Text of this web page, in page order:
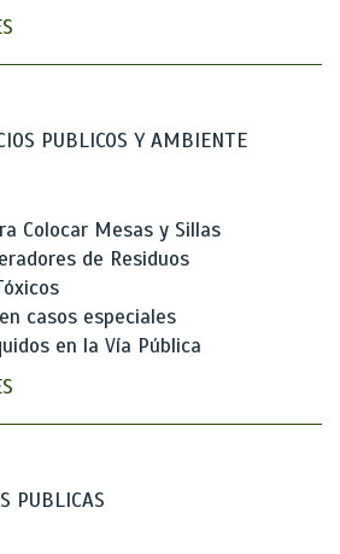
PUBLICOS Y AMBIENTE
Colocar Mesas y Sillas
de Residuos
casos especiales
en la Vía Pública
PUBLICAS